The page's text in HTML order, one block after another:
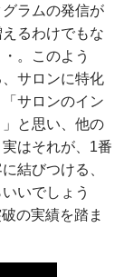
ラムの発信が
るわけでもな
。このよう
サロンに特化
サロンのイン
と思い、他の
はそれが、1番
結びつける、
いでしょう
の実績を踏ま